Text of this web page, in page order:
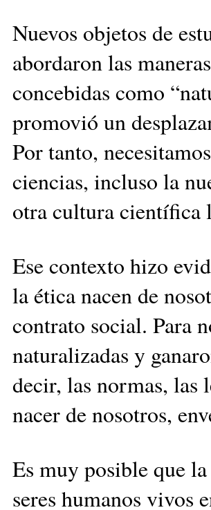
Nuevos objetos de
abordaron las
concebidas como
promovió un
Por tanto,
ciencias, incluso la
otra cultura científica
Ese contexto hizo
la ética nacen de
contrato social. Para
naturalizadas y
decir, las normas, las
nacer de nosotros,
Es muy posible que
seres humanos vivos